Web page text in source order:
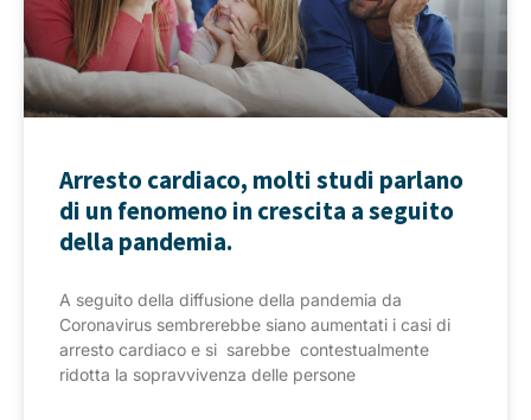
Arresto cardiaco, molti studi parlano
di un fenomeno in crescita a seguito
della pandemia.
A seguito della diffusione della pandemia da
Coronavirus sembrerebbe siano aumentati i casi di
arresto cardiaco e si sarebbe contestualmente
ridotta la sopravvivenza delle persone